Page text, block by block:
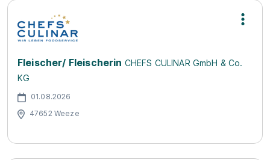
Fleischer/ Fleischerin CHEFS CULINAR GmbH & Co.
KG
01.08.2026
47652 Weeze